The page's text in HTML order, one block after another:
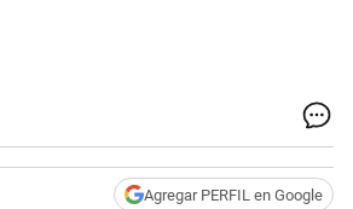
Agregar PERFIL en Google